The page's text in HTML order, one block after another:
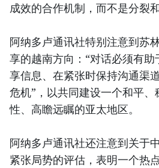
成效的合作机制，而不是分裂
阿纳多卢通讯社特别注意到苏
享的越南方向：“对话必须有
享信息、在紧张时保持沟通渠
危机”，以共同建设一个和平
性、高瞻远瞩的亚太地区。
阿纳多卢通讯社还注意到关于
紧张局势的评估，表明一个热